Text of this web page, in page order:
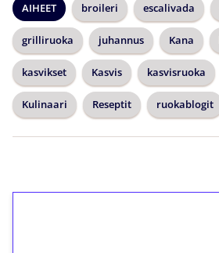
AIHEET broileri escalivada
grilliruoka juhannus Kana
kasvikset Kasvis kasvisruoka
Kulinaari Reseptit ruokablogit